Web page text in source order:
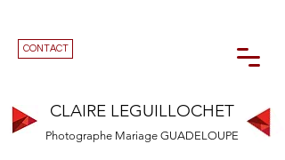
CLAIRE LEGUILLOCHET
Photographe Mariage GUADELOUPE
CONTACT